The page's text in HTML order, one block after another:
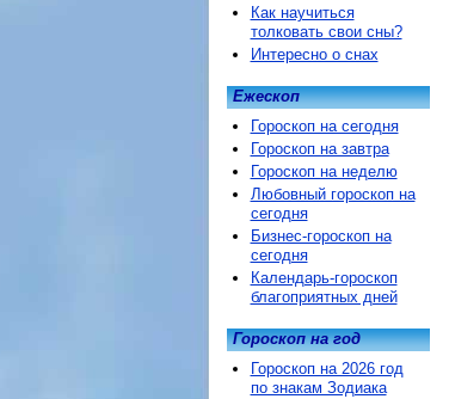
Как научиться
толковать свои сны?
Интересно о снах
Ежескоп
Гороскоп на сегодня
Гороскоп на завтра
Гороскоп на неделю
Любовный гороскоп на
сегодня
Бизнес-гороскоп на
сегодня
Календарь-гороскоп
благоприятных дней
Гороскоп на год
Гороскоп на 2026 год
по знакам Зодиака